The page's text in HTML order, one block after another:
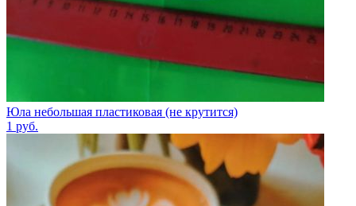
Юла небольшая пластиковая (не крутится)
1 руб.